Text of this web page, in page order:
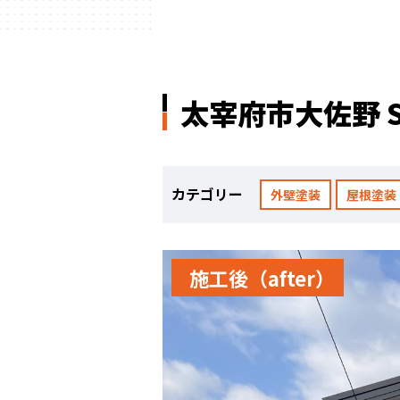
太宰府市大佐野
カテゴリー 外壁塗装 屋根塗装
施工後（after）